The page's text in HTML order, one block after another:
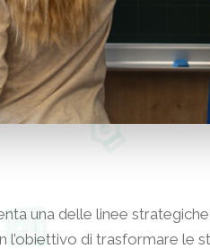
una delle linee
l’obiettivo di trasformare le